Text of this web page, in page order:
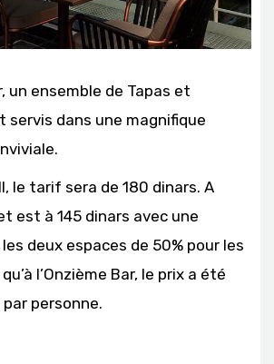
un ensemble de Tapas et
servis dans une magnifique
le tarif sera de 180 dinars. A
est à 145 dinars avec une
deux espaces de 50% pour les
l’Onzième Bar, le prix a été
personne.